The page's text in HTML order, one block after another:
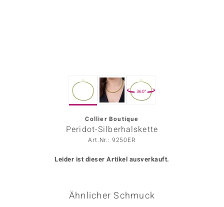
360°
Collier Boutique
Peridot-Silberhalskette
Art.Nr.: 9250ER
Leider ist dieser Artikel ausverkauft.
Ähnlicher Schmuck